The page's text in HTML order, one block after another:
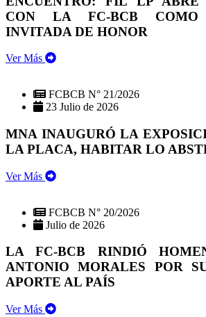
CON LA FC-BCB COMO
INVITADA DE HONOR
Ver Más
FCBCB N° 21/2026
23 Julio de 2026
MNA INAUGURÓ LA
LA PLACA, HABITAR LO
Ver Más
FCBCB N° 20/2026
Julio de 2026
LA FC-BCB RINDIÓ
ANTONIO MORALES POR
APORTE AL PAÍS
Ver Más